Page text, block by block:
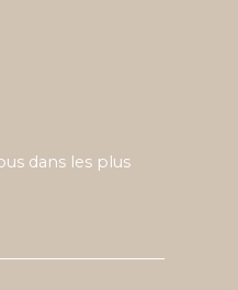
dans les plus